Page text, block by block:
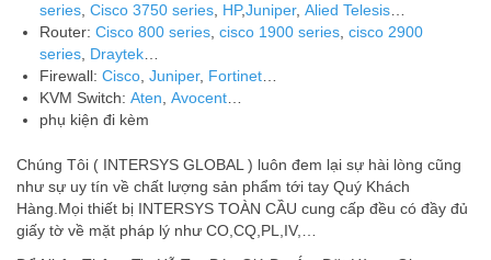
series, Cisco 3750 series, HP,Juniper, Alied Telesis…
Router: Cisco 800 series, cisco 1900 series, cisco 2900
series, Draytek…
Firewall: Cisco, Juniper, Fortinet…
KVM Switch: Aten, Avocent…
phụ kiện đi kèm
Chúng Tôi ( INTERSYS GLOBAL ) luôn đem lại sự hài lòng cũng
như sự uy tín về chất lượng sản phẩm tới tay Quý Khách
Hàng.Mọi thiết bị INTERSYS TOÀN CẦU cung cấp đều có đầy đủ
giấy tờ về mặt pháp lý như CO,CQ,PL,IV,…